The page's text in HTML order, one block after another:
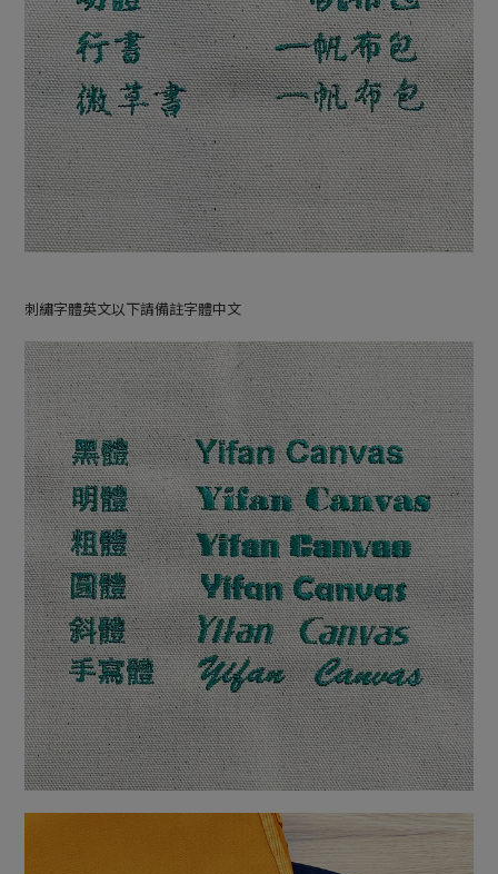
刺繡字體英文以下請備註字體中文